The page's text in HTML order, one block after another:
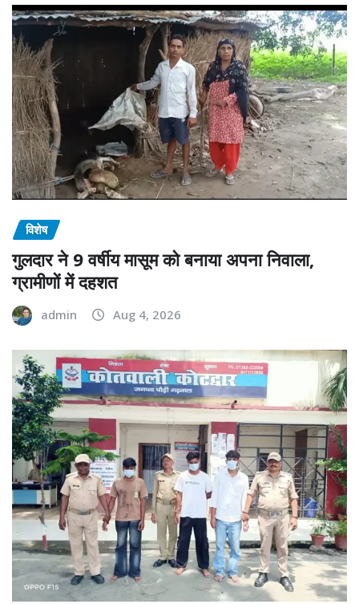
विशेष
गुलदार ने 9 वर्षीय मासूम को बनाया अपना निवाला,
ग्रामीणों में दहशत
admin Aug 4, 2026